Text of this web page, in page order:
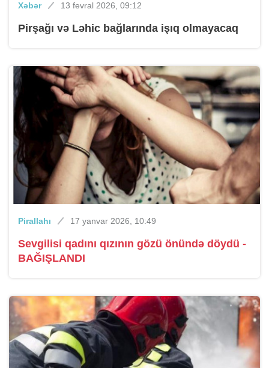
Xəbər 13 fevral 2026, 09:12
Pirşağı və Ləhic bağlarında işıq olmayacaq
Pirallahı 17 yanvar 2026, 10:49
Sevgilisi qadını qızının gözü önündə döydü -
BAĞIŞLANDI